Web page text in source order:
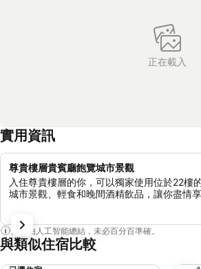
正在載入
實用資訊
尊貴樓層貴賓廳飽覽城市景觀
入住尊貴樓層的你，可以獨家使用位於22樓
城市景觀、輕食和晚間酒精飲品，讓你盡情享
內容由人工智能總結，未必百分百準確。
與類似住宿比較